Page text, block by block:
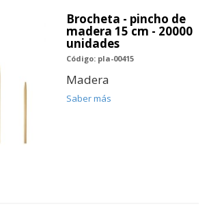
Brocheta - pincho de
madera 15 cm - 20000
unidades
Código: pla-00415
Madera
Saber más